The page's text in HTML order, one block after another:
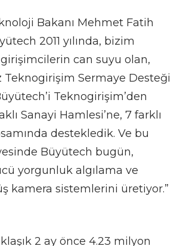
Bakanı Mehmet Fatih
2011 yılında, bizim
can suyu olan,
Teknogirişim Sermaye Desteği
Teknogirişim’den
Sanayi Hamlesi’ne, 7 farklı
destekledik. Ve bu
Büyütech bugün,
yorgunluk algılama ve
kamera sistemlerini üretiyor.”
2 ay önce 4.23 milyon